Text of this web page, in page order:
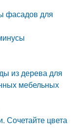
фасадов для
из дерева для
мебельных
Сочетайте цвета